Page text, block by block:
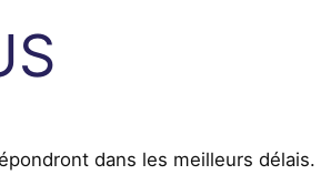
dans les meilleurs délais.